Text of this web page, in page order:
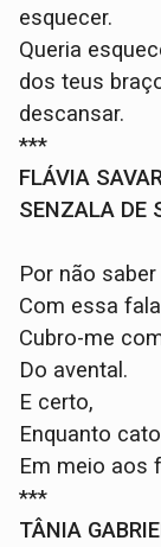
esquecer.
Queria
dos teus
descansar.
***
FLÁVIA
SENZALA DE
Por não
Com essa
Cubro-me
Do avental.
E certo,
Enquanto
Em meio aos
***
TÂNIA